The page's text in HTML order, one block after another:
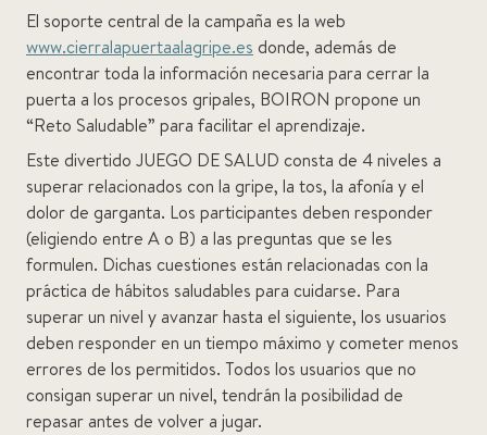
El soporte central de la campaña es la web
www.cierralapuertaalagripe.es donde, además de
encontrar toda la información necesaria para cerrar la
puerta a los procesos gripales, BOIRON propone un
“Reto Saludable” para facilitar el aprendizaje.
Este divertido JUEGO DE SALUD consta de 4 niveles a
superar relacionados con la gripe, la tos, la afonía y el
dolor de garganta. Los participantes deben responder
(eligiendo entre A o B) a las preguntas que se les
formulen. Dichas cuestiones están relacionadas con la
práctica de hábitos saludables para cuidarse. Para
superar un nivel y avanzar hasta el siguiente, los usuarios
deben responder en un tiempo máximo y cometer menos
errores de los permitidos. Todos los usuarios que no
consigan superar un nivel, tendrán la posibilidad de
repasar antes de volver a jugar.